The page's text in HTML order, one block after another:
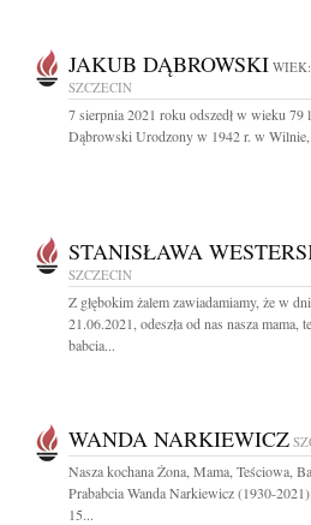
JAKUB DĄBROWSKI
SZCZECIN
7 sierpnia 2021 roku odszedł w wieku 79
Dąbrowski Urodzony w 1942 r. w
STANISŁAWA
SZCZECIN
Z głębokim żalem zawiadamiamy, że w
21.06.2021, odeszła od nas nasza mama,
babcia...
WANDA NARKIEWICZ
Nasza kochana Żona, Mama, Teściowa,
Prababcia Wanda Narkiewicz (1930-2021)
15...